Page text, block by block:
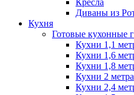
Кресла
Диваны из
Кухня
Готовые кухонные
Кухни 1,1
Кухни 1,6
Кухни 1,8
Кухни 2 метра
Кухни 2,4